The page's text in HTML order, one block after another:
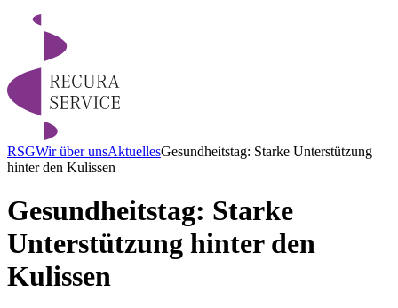
RSGWir über unsAktuellesGesundheitstag: Starke Unterstützung
hinter den Kulissen
Gesundheitstag: Starke
Unterstützung hinter den
Kulissen